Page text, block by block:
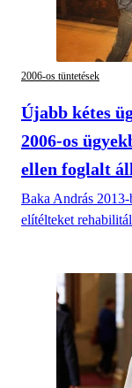
2006-os tüntetések
Újabb kétes
2006-os
ellen foglalt
Baka András
elítélteket